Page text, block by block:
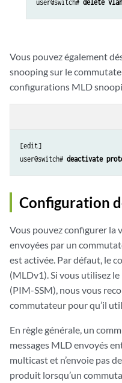
user@switch# delete vlan
Vous pouvez également
snooping sur le
configurations MLD
[edit]
user@switch# deactivate
Configuration
Vous pouvez configurer la
envoyées par un
est activée. Par défaut, le
(MLDv1). Si vous utilisez
(PIM-SSM), nous vous
commutateur pour qu’il
En règle générale, un
messages MLD envoyés
multicast et n’envoie pas
produit lorsqu’un